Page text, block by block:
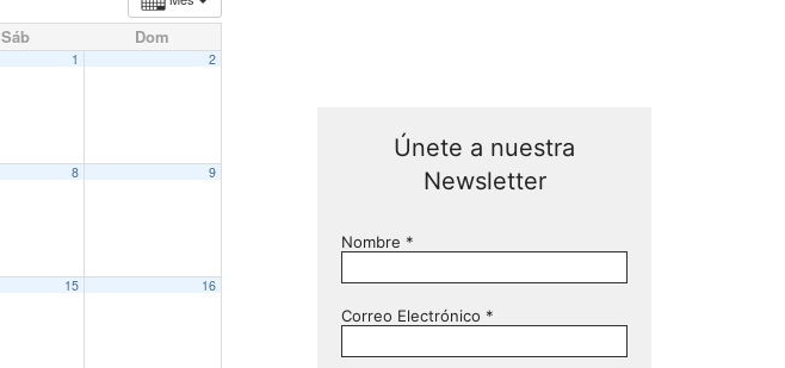
Sáb Dom
1 2
8 9
15 16
Únete a nuestra
Newsletter
Nombre *
Correo Electrónico *